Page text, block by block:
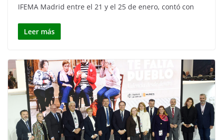
IFEMA Madrid entre el 21 y el 25 de enero, contó con
Leer más